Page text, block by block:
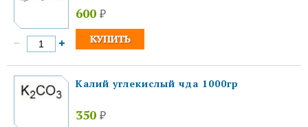
600 ₽
Калий углекислый чда 1000гр
350 ₽